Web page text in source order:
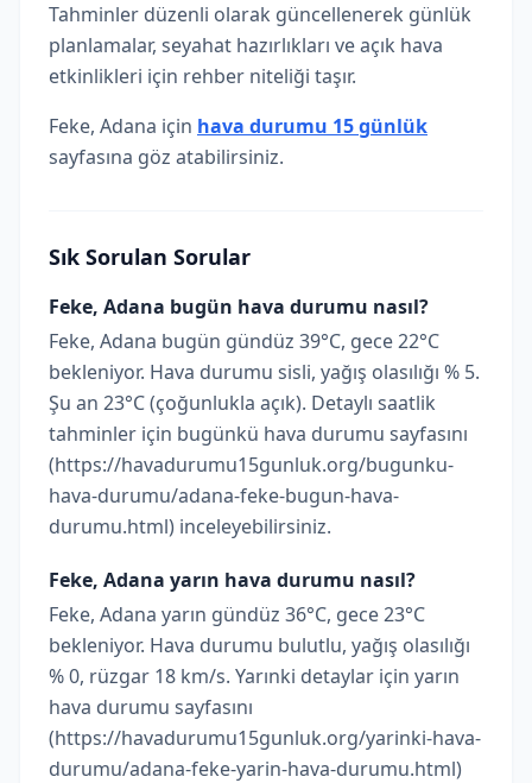
Tahminler düzenli olarak güncellenerek günlük
planlamalar, seyahat hazırlıkları ve açık hava
etkinlikleri için rehber niteliği taşır.
Feke, Adana için hava durumu 15 günlük
sayfasına göz atabilirsiniz.
Sık Sorulan Sorular
Feke, Adana bugün hava durumu nasıl?
Feke, Adana bugün gündüz 39°C, gece 22°C
bekleniyor. Hava durumu sisli, yağış olasılığı % 5.
Şu an 23°C (çoğunlukla açık). Detaylı saatlik
tahminler için bugünkü hava durumu sayfasını
(https://havadurumu15gunluk.org/bugunku-
hava-durumu/adana-feke-bugun-hava-
durumu.html) inceleyebilirsiniz.
Feke, Adana yarın hava durumu nasıl?
Feke, Adana yarın gündüz 36°C, gece 23°C
bekleniyor. Hava durumu bulutlu, yağış olasılığı
% 0, rüzgar 18 km/s. Yarınki detaylar için yarın
hava durumu sayfasını
(https://havadurumu15gunluk.org/yarinki-hava-
durumu/adana-feke-yarin-hava-durumu.html)